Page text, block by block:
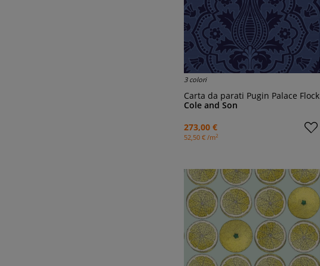
3 colori
Carta da parati Pugin Palace Flock
Cole and Son
273,00 €
52,50 € /m2